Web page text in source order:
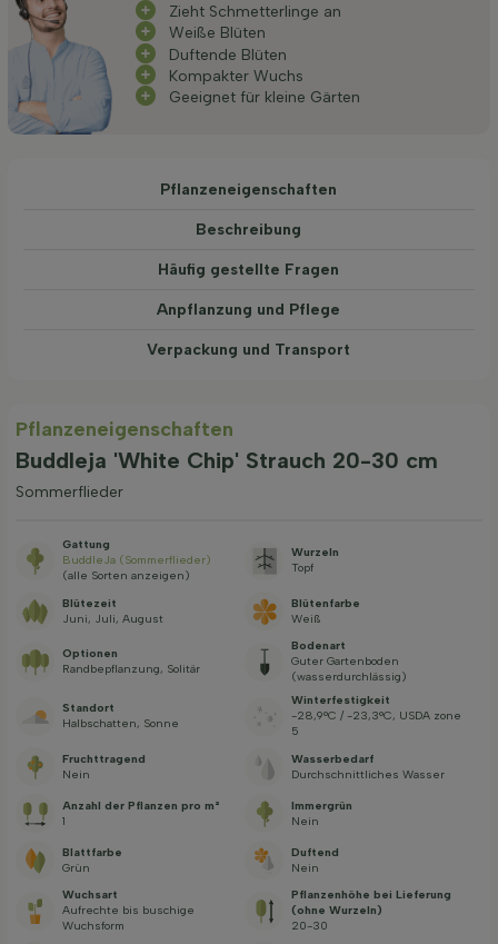
Zieht Schmetterlinge an
Weiße Blüten
Duftende Blüten
Kompakter Wuchs
Geeignet für kleine Gärten
Pflanzeneigenschaften
Beschreibung
Häufig gestellte Fragen
Anpflanzung und Pflege
Verpackung und Transport
Pflanzeneigenschaften
Buddleja 'White Chip' Strauch 20-30 cm
Sommerflieder
Gattung
BuddleJa (Sommerflieder)
(alle Sorten anzeigen)
Wurzeln
Topf
Blütezeit
Juni, Juli, August
Blütenfarbe
Weiß
Optionen
Randbepflanzung, Solitär
Bodenart
Guter Gartenboden
(wasserdurchlässig)
Standort
Halbschatten, Sonne
Winterfestigkeit
-28,9°C / -23,3°C, USDA zone
5
Fruchttragend
Nein
Wasserbedarf
Durchschnittliches Wasser
Anzahl der Pflanzen pro m²
1
Immergrün
Nein
Blattfarbe
Grün
Duftend
Nein
Wuchsart
Aufrechte bis buschige
Wuchsform
Pflanzenhöhe bei Lieferung
(ohne Wurzeln)
20-30